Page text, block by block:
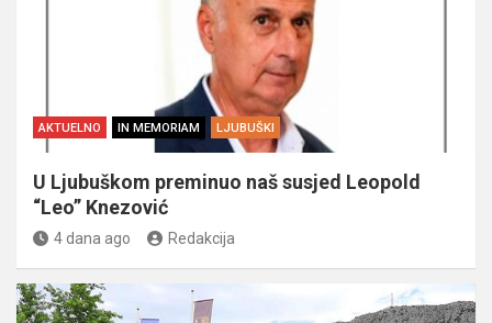
AKTUELNO IN MEMORIAM LJUBUŠKI
U Ljubuškom preminuo naš susjed Leopold
“Leo” Knezović
4 dana ago Redakcija